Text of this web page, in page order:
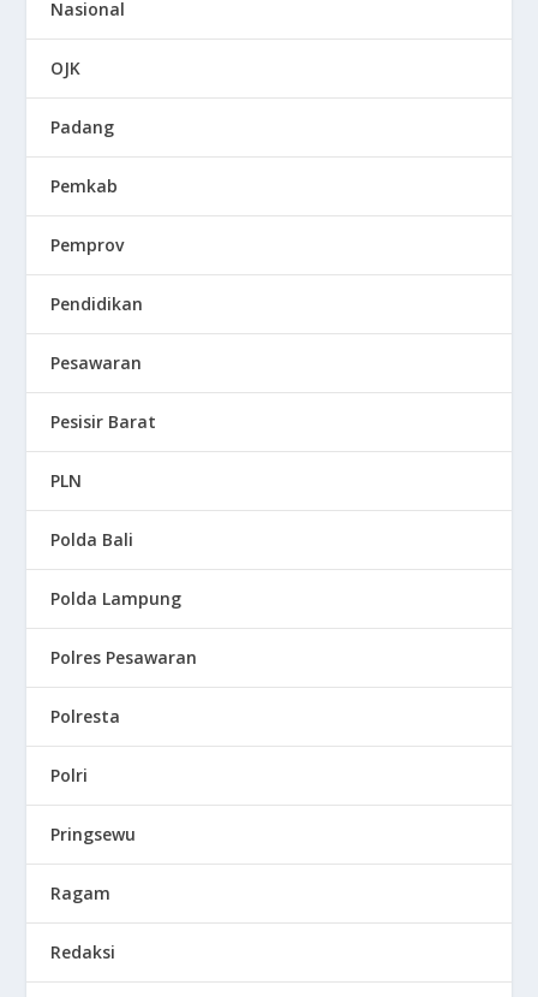
Nasional
OJK
Padang
Pemkab
Pemprov
Pendidikan
Pesawaran
Pesisir Barat
PLN
Polda Bali
Polda Lampung
Polres Pesawaran
Polresta
Polri
Pringsewu
Ragam
Redaksi